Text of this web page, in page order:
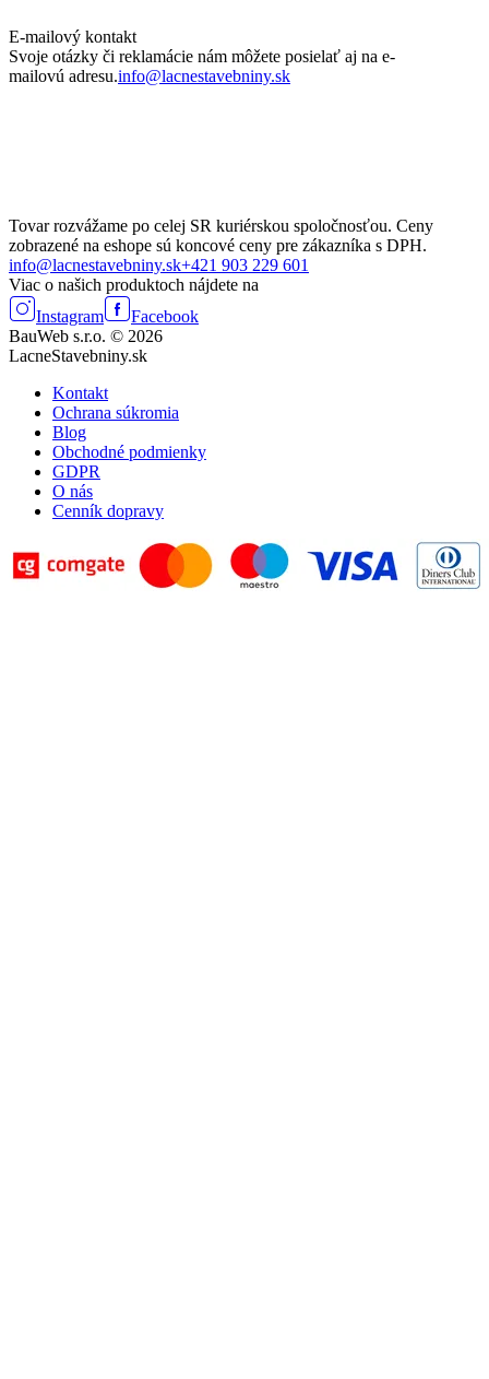
E-mailový kontakt
Svoje otázky či reklamácie nám môžete posielať aj na e-
mailovú adresu.info@lacnestavebniny.sk
Tovar rozvážame po celej SR kuriérskou spoločnosťou. Ceny
zobrazené na eshope sú koncové ceny pre zákazníka s DPH.
info@lacnestavebniny.sk+421 903 229 601
Viac o našich produktoch nájdete na
Instagram
Facebook
BauWeb s.r.o. © 2026
LacneStavebniny.sk
Kontakt
Ochrana súkromia
Blog
Obchodné podmienky
GDPR
O nás
Cenník dopravy